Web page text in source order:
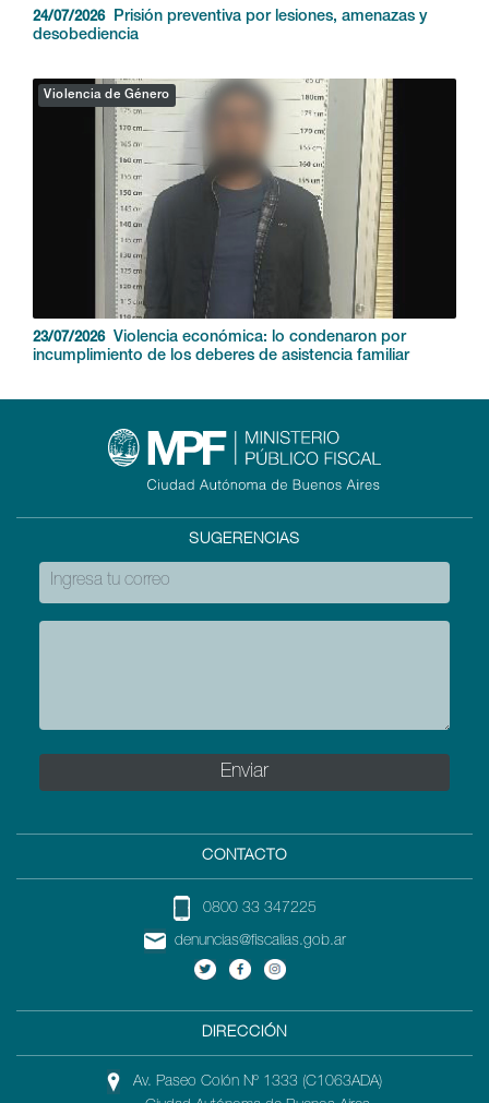
24/07/2026
Prisión preventiva por lesiones, amenazas y
desobediencia
Violencia de Género
23/07/2026
Violencia económica: lo condenaron por
incumplimiento de los deberes de asistencia familiar
SUGERENCIAS
CONTACTO
0800 33 347225
denuncias@fiscalias.gob.ar
DIRECCIÓN
Av. Paseo Colón Nº 1333 (C1063ADA)